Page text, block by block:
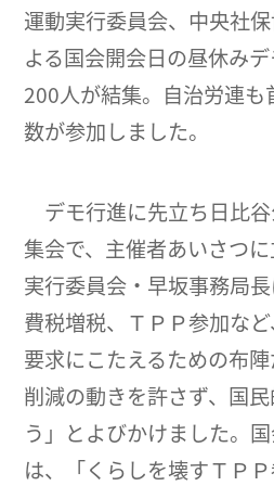
運動実行委員会、中央社
よる国会開会日の昼休みデ
200人が結集。自治労連も
数が参加しました。
デモ行進に先立ち日比
集会で、主催者あいさつ
実行委員会・早坂事務局
費税増税、ＴＰＰ参加な
要求にこたえるための布
削減の動きを許さず、国
う」とよびかけました。
は、「くらしを壊すＴＰ